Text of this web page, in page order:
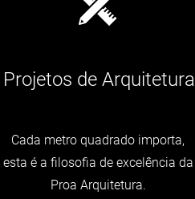
Projetos de Arquitetura
Cada metro quadrado importa,
esta é a filosofia de excelência da
Proa Arquitetura.